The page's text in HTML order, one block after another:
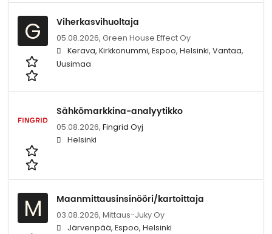
G Viherkasvihuoltaja
05.08.2026, Green House Effect Oy
Kerava, Kirkkonummi, Espoo, Helsinki, Vantaa,
Uusimaa
Sähkömarkkina-analyytikko
05.08.2026, Fingrid Oyj
Helsinki
M Maanmittausinsinööri/kartoittaja
03.08.2026, Mittaus-Juky Oy
Järvenpää, Espoo, Helsinki